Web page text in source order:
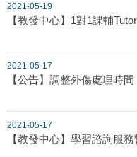
2021-05-19
【教發中心】1對1課輔
2021-05-17
【公告】調整外傷處理時間
2021-05-17
【教發中心】學習諮詢服